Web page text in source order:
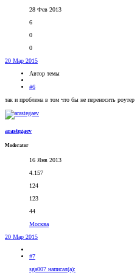
28 Фев 2013
6
0
0
20 Мар 2015
Автор темы
#6
так и проблема в том что бы не переносить роутер
arastegaev
Moderator
16 Янв 2013
4.157
124
123
44
Москва
20 Мар 2015
#7
sga007 написал(а):